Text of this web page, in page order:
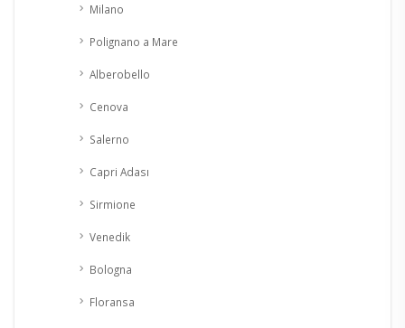
Milano
Polignano a Mare
Alberobello
Cenova
Salerno
Capri Adası
Sirmione
Venedik
Bologna
Floransa